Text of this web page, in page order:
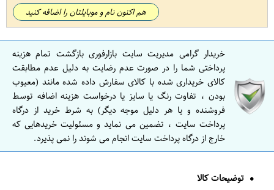
هم اکنون نام و موبایلتان را اضافه کنید
خریدار گرامی مدیریت سایت بازارفوری بازگشت تمام هزینه
پرداختی شما را در صورت عدم رضایت به دلیل عدم مطابقت
کالای خریداری شده با کالای سفارش داده شده مانند (معیوب
بودن ، تفاوت رنگ یا سایز یا درخواست هزینه اضافه توسط
فروشنده و یا هر دلیل موجه دیگر) به شرط خرید از درگاه
پرداخت سایت ، تضمین می نماید و مسئولیت خریدهایی که
خارج از درگاه پرداخت سایت انجام می شوند را نمی پذیرد.
توضیحات کالا